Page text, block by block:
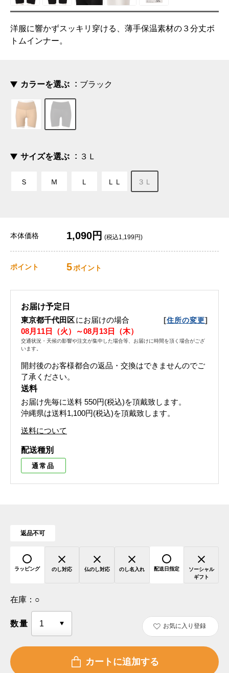
洋服に響かずスッキリ穿ける、薄手保温素材の３分丈ボ
トムインナー。
カラーを選ぶ ブラック
サイズを選ぶ ３Ｌ
Ｓ Ｍ Ｌ ＬＬ ３Ｌ
本体価格 1,090円 (税込1,199円)
ポイント 5ポイント
お届け予定日
東京都千代田区にお届けの場合 [住所の変更]
08月11日（火）～08月13日（木）
交通状況・天候の影響や注文が集中した場合等、お届けに時間を頂く場合がござ
います。
開封後のお客様都合の返品・交換はできませんのでご
了承ください。
送料
お届け先毎に送料 550円(税込)を頂戴致します。
沖縄県は送料1,100円(税込)を頂戴致します。
送料について
配送種別
通常品
返品不可
ラッピング のし対応 仏のし対応 のし名入れ 配送日指定
ソーシャル
ギフト
在庫： ○
数量 お気に入り登録